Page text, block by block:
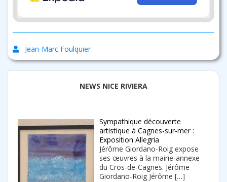
Jean-Marc Foulquier
NEWS NICE RIVIERA
Sympathique découverte
artistique à Cagnes-sur-mer :
Exposition Allegria
Jérôme Giordano-Roig expose
ses œuvres à la mairie-annexe
du Cros-de-Cagnes. Jérôme
Giordano-Roig Jérôme […]